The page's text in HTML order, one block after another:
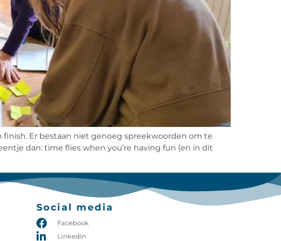
Er bestaan niet genoeg spreekwoorden om te
dan: time flies when you’re having fun (en in dit
Social media
Facebook
LinkedIn